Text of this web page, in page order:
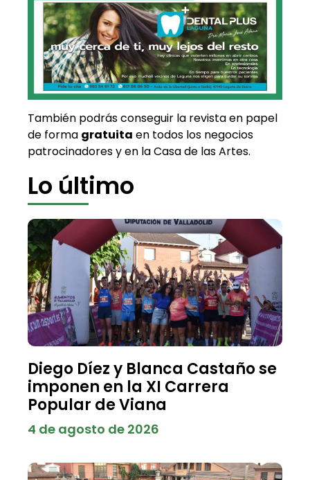
También podrás conseguir la revista en papel
de forma gratuita en todos los negocios
patrocinadores y en la Casa de las Artes.
Lo último
Diego Díez y Blanca Castaño se
imponen en la XI Carrera
Popular de Viana
4 de agosto de 2026